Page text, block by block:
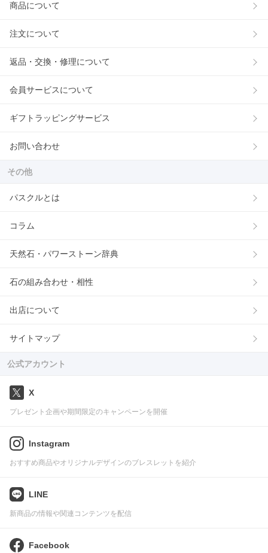
商品について
注文について
返品・交換・修理について
会員サービスについて
ギフトラッピングサービス
お問い合わせ
その他
パスクルとは
コラム
天然石・パワーストーン辞典
石の組み合わせ・相性
出店について
サイトマップ
公式アカウント
X
プレゼント企画や期間限定のキャンペーンを開催
Instagram
おすすめ商品やオリジナルデザインのブレスレットを紹介
LINE
新商品の情報や関連コンテンツを配信
Facebook